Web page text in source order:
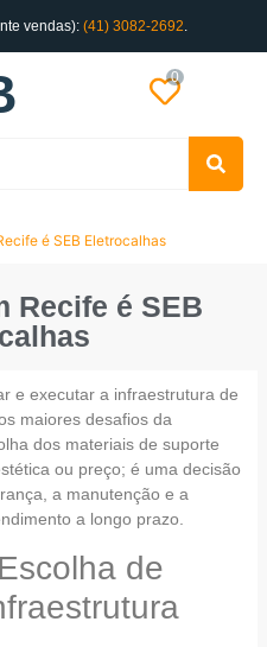
vendas): (41) 3082-2692.
0
é SEB Eletrocalhas
Recife é SEB
e executar a infraestrutura de
maiores desafios da
dos materiais de suporte
ou preço; é uma decisão
a manutenção e a
a longo prazo.
de